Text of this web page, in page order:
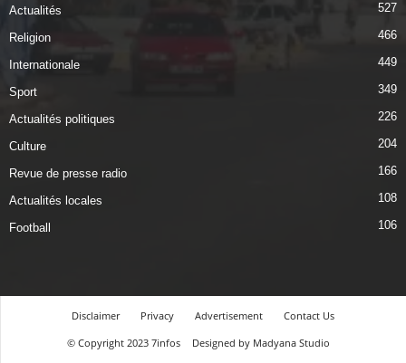
Actualités 527
Religion 466
Internationale 449
Sport 349
Actualités politiques 226
Culture 204
Revue de presse radio 166
Actualités locales 108
Football 106
Disclaimer Privacy Advertisement
Contact Us
© Copyright 2023 7infos
Designed by Madyana Studio